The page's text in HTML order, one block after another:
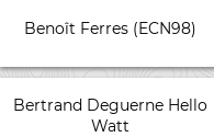
Benoît Ferres (ECN98)
Bertrand Deguerne Hello
Watt